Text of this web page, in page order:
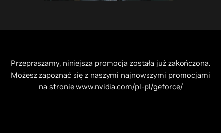
Przepraszamy, niniejsza promocja została już zakończona.
Możesz zapoznać się z naszymi najnowszymi promocjami
na stronie www.nvidia.com/pl-pl/geforce/